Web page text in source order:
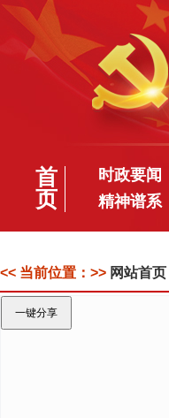
首
页
时政要闻
精神谱系
<< 当前位置：>> 网站首页
一键分享